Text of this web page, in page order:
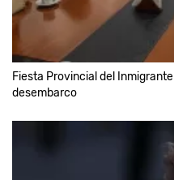
Fiesta Provincial del
desembarco